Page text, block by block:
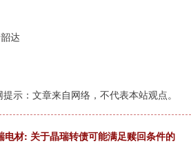
达
示：文章来自网络，不代表本站观点。
电材: 关于晶瑞转债可能满足赎回条件的